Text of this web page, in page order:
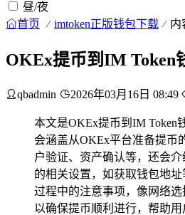
昼/夜
首页 imtoken正版钱包下载 内
OKEx提币到IM Token
qbadmin 2026年03月16日 08:49
本文是OKEx提币到IM Token
会涵盖从OKEx平台准备提币
户验证、资产确认等，还会
的相关设置，如获取钱包地
过程中的注意事项，像网络选
以确保提币顺利进行，帮助